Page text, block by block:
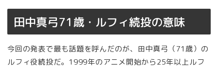
田中真弓71歳・ルフィ続投の意味
今回の発表で最も話題を呼んだのが、田中真弓（71歳）の
ルフィ役続投だ。1999年のアニメ開始から25年以上ルフ